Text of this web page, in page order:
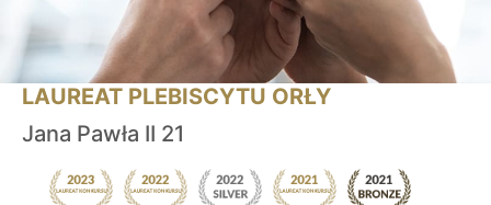
LAUREAT PLEBISCYTU ORŁY
Jana Pawła II 21